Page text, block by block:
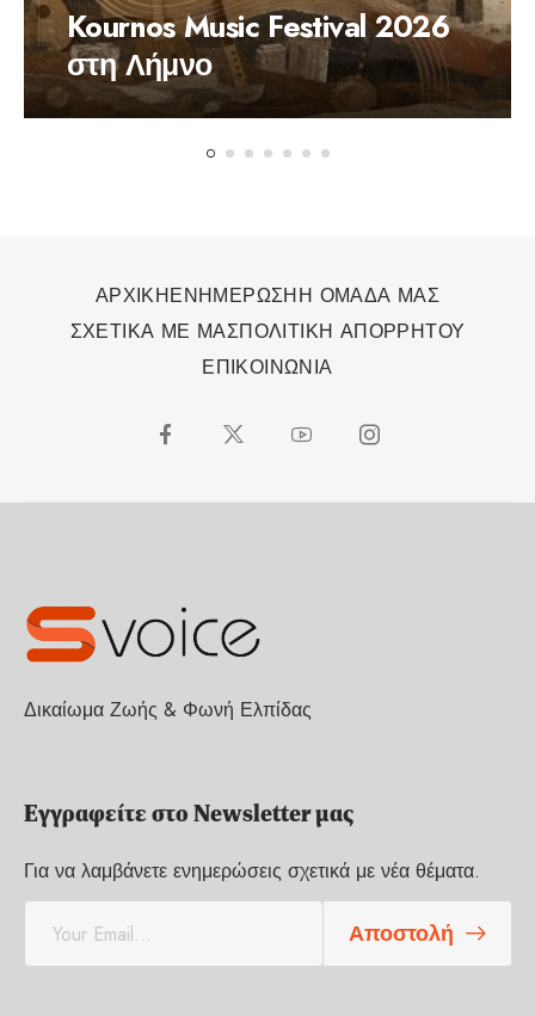
Kournos Music Festival 2026
στη Λήμνο
ΑΡΧΙΚΗΕΝΗΜΕΡΩΣΗΗ ΟΜΑΔΑ ΜΑΣ
ΣΧΕΤΙΚΑ ΜΕ ΜΑΣΠΟΛΙΤΙΚΗ ΑΠΟΡΡΗΤΟΥ
ΕΠΙΚΟΙΝΩΝΙΑ
Δικαίωμα Ζωής & Φωνή Ελπίδας
Εγγραφείτε στο Newsletter μας
Για να λαμβάνετε ενημερώσεις σχετικά με νέα θέματα.
a
Αποστολή